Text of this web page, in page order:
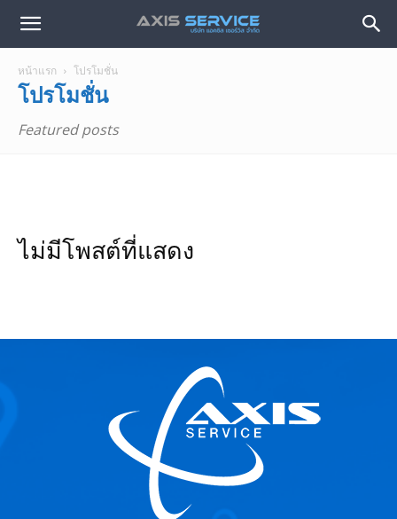
หน้าแรก โปรโมชั่น
โปรโมชั่น
Featured posts
ไม่มีโพสต์ที่แสดง